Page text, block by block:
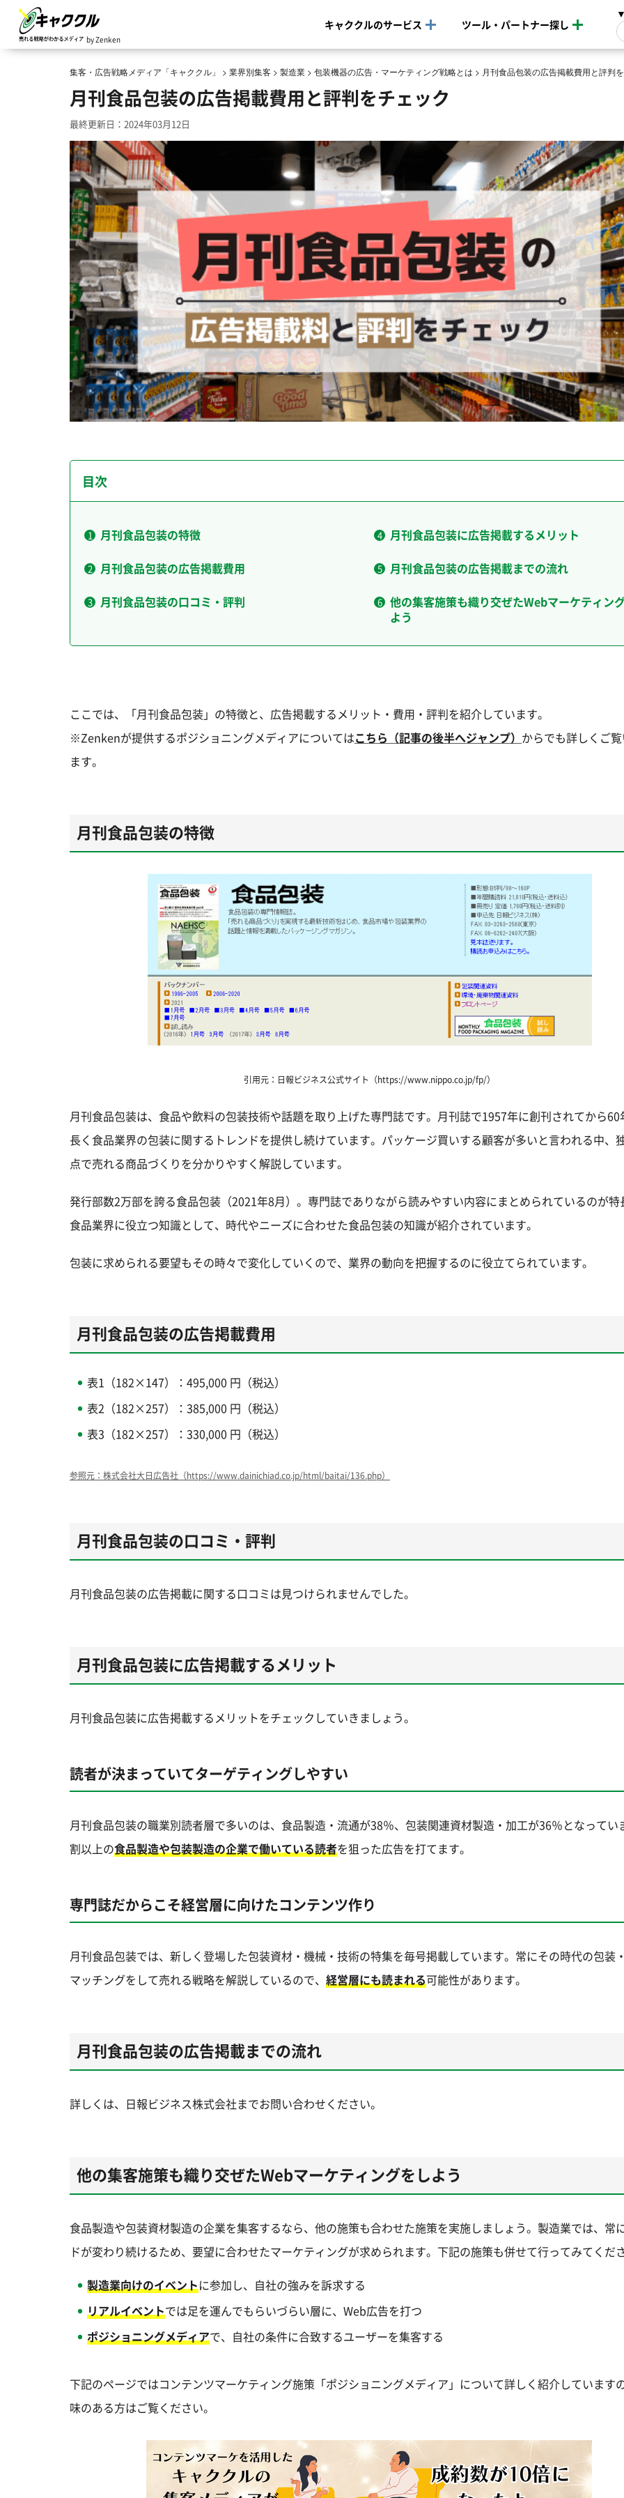
by Zenken
キャククルのサービス ツール・パートナー探し
集客・広告戦略メディア「キャククル」 > 業界別集客 > 製造業 > 包装機器の広告・マーケティング戦略とは > 月刊食品包装の広告掲載費用と評判
月刊食品包装の広告掲載費用と評判をチェック
最終更新日：2024年03月12日
目次
月刊食品包装の特徴
月刊食品包装の広告掲載費用
月刊食品包装の口コミ・評判
月刊食品包装に広告掲載するメリット
月刊食品包装の広告掲載までの流れ
他の集客施策も織り交ぜたWebマーケティン
よう
ここでは、「月刊食品包装」の特徴と、広告掲載するメリット・費用・評判を紹介しています。
※Zenkenが提供するポジショニングメディアについてはこちら（記事の後半へジャンプ） からでも詳しくご
ます。
月刊食品包装の特徴
引用元：日報ビジネス公式サイト（https://www.nippo.co.jp/fp/）
月刊食品包装は、食品や飲料の包装技術や話題を取り上げた専門誌です。月刊誌で1957年に創刊されてから60
長く食品業界の包装に関するトレンドを提供し続けています。パッケージ買いする顧客が多いと言われる中、
点で売れる商品づくりを分かりやすく解説しています。
発行部数2万部を誇る食品包装（2021年8月）。専門誌でありながら読みやすい内容にまとめられているのが特
食品業界に役立つ知識として、時代やニーズに合わせた食品包装の知識が紹介されています。
包装に求められる要望もその時々で変化していくので、業界の動向を把握するのに役立てられています。
月刊食品包装の広告掲載費用
表1（182×147）：495,000 円（税込）
表2（182×257）：385,000 円（税込）
表3（182×257）：330,000 円（税込）
参照元：株式会社大日広告社（https://www.dainichiad.co.jp/html/baitai/136.php）
月刊食品包装の口コミ・評判
月刊食品包装の広告掲載に関する口コミは見つけられませんでした。
月刊食品包装に広告掲載するメリット
月刊食品包装に広告掲載するメリットをチェックしていきましょう。
読者が決まっていてターゲティングしやすい
月刊食品包装の職業別読者層で多いのは、食品製造・流通が38％、包装関連資材製造・加工が36％となってい
割以上の食品製造や包装製造の企業で働いている読者を狙った広告を打てます。
専門誌だからこそ経営層に向けたコンテンツ作り
月刊食品包装では、新しく登場した包装資材・機械・技術の特集を毎号掲載しています。常にその時代の包装
マッチングをして売れる戦略を解説しているので、 経営層にも読まれる可能性があります。
月刊食品包装の広告掲載までの流れ
詳しくは、日報ビジネス株式会社までお問い合わせください。
他の集客施策も織り交ぜたWebマーケティングをしよう
食品製造や包装資材製造の企業を集客するなら、他の施策も合わせた施策を実施しましょう。製造業では、常
ドが変わり続けるため、要望に合わせたマーケティングが求められます。下記の施策も併せて行ってみてくだ
製造業向けのイベントに参加し、自社の強みを訴求する
リアルイベントでは足を運んでもらいづらい層に、Web広告を打つ
ポジショニングメディアで、自社の条件に合致するユーザーを集客する
下記のページではコンテンツマーケティング施策「ポジショニングメディア」について詳しく紹介しています
味のある方はご覧ください。